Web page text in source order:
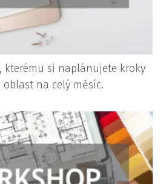
kterému si naplánujete kroky
na celý měsíc.